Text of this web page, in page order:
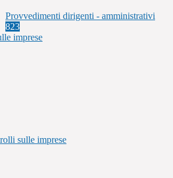
Provvedimenti dirigenti - amministrativi
823
imprese
sulle imprese